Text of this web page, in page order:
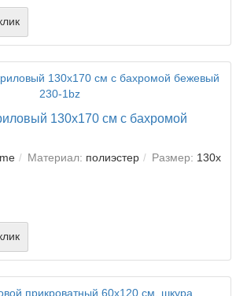
130х170 см с бахромой
Материал: полиэстер Размер: 130х